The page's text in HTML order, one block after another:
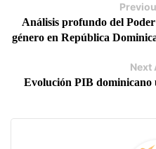
Análisis profundo del
género en República
Next
Evolución PIB dominicano